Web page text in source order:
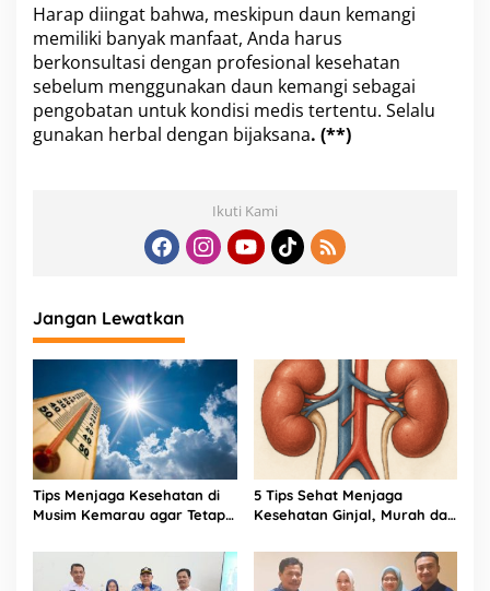
Harap diingat bahwa, meskipun daun kemangi
memiliki banyak manfaat, Anda harus
berkonsultasi dengan profesional kesehatan
sebelum menggunakan daun kemangi sebagai
pengobatan untuk kondisi medis tertentu. Selalu
gunakan herbal dengan bijaksana. (**)
Ikuti Kami
Jangan Lewatkan
Tips Menjaga Kesehatan di
Musim Kemarau agar Tetap
5 Tips Sehat Menjaga
Kesehatan Ginjal, Murah dan